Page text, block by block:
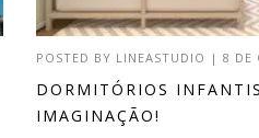
POSTED BY LINEASTUDIO |8 DE
DORMITÓRIOS
IMAGINAÇÃO!